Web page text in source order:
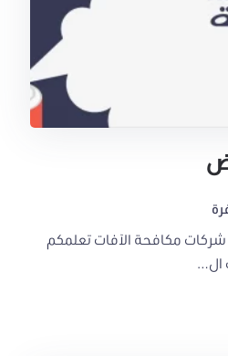
شركات مكافحة الآفات تعلمكم
ال…